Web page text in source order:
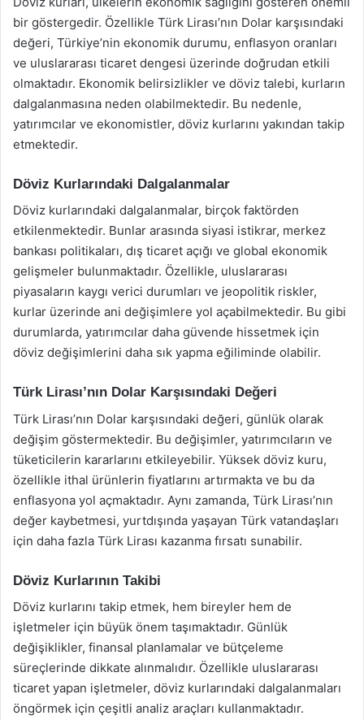
bir göstergedir. Özellikle Türk Lirası’nın Dolar karşısındaki
değeri, Türkiye’nin ekonomik durumu, enflasyon oranları
ve uluslararası ticaret dengesi üzerinde doğrudan etkili
olmaktadır. Ekonomik belirsizlikler ve döviz talebi, kurların
dalgalanmasına neden olabilmektedir. Bu nedenle,
yatırımcılar ve ekonomistler, döviz kurlarını yakından takip
etmektedir.
Döviz Kurlarındaki Dalgalanmalar
Döviz kurlarındaki dalgalanmalar, birçok faktörden
etkilenmektedir. Bunlar arasında siyasi istikrar, merkez
bankası politikaları, dış ticaret açığı ve global ekonomik
gelişmeler bulunmaktadır. Özellikle, uluslararası
piyasaların kaygı verici durumları ve jeopolitik riskler,
kurlar üzerinde ani değişimlere yol açabilmektedir. Bu gibi
durumlarda, yatırımcılar daha güvende hissetmek için
döviz değişimlerini daha sık yapma eğiliminde olabilir.
Türk Lirası’nın Dolar Karşısındaki Değeri
Türk Lirası’nın Dolar karşısındaki değeri, günlük olarak
değişim göstermektedir. Bu değişimler, yatırımcıların ve
tüketicilerin kararlarını etkileyebilir. Yüksek döviz kuru,
özellikle ithal ürünlerin fiyatlarını artırmakta ve bu da
enflasyona yol açmaktadır. Aynı zamanda, Türk Lirası’nın
değer kaybetmesi, yurtdışında yaşayan Türk vatandaşları
için daha fazla Türk Lirası kazanma fırsatı sunabilir.
Döviz Kurlarının Takibi
Döviz kurlarını takip etmek, hem bireyler hem de
işletmeler için büyük önem taşımaktadır. Günlük
değişiklikler, finansal planlamalar ve bütçeleme
süreçlerinde dikkate alınmalıdır. Özellikle uluslararası
ticaret yapan işletmeler, döviz kurlarındaki dalgalanmaları
öngörmek için çeşitli analiz araçları kullanmaktadır.